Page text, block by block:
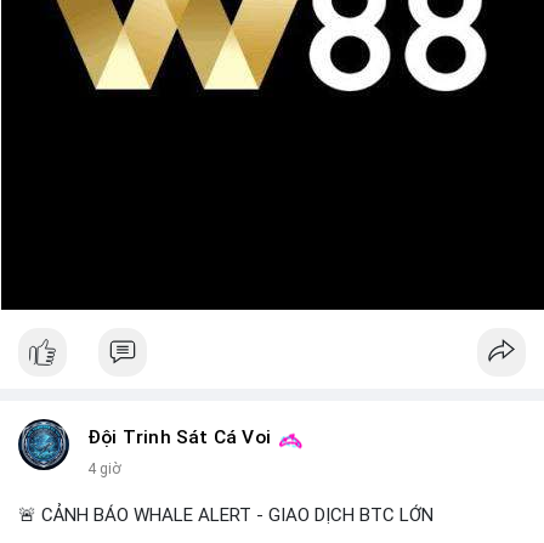
Đội Trinh Sát Cá Voi
4 giờ
🚨 CẢNH BÁO WHALE ALERT - GIAO DỊCH BTC LỚN